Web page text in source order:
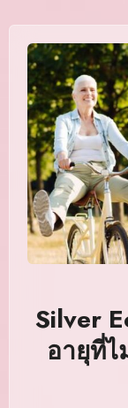
Silver
อายุที่
ท